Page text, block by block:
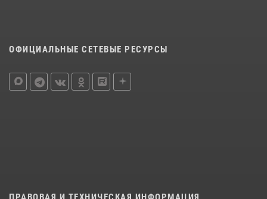
ОФИЦИАЛЬНЫЕ СЕТЕВЫЕ РЕСУРСЫ